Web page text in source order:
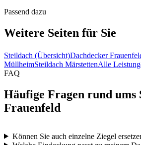
Passend dazu
Weitere Seiten für Sie
Steildach (Übersicht)Dachdecker
MüllheimSteildach MärstettenAlle
FAQ
Häufige Fragen rund ums
Frauenfeld
Können Sie auch einzelne Ziegel